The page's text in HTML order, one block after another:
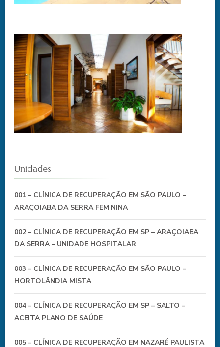
Unidades
001 – CLÍNICA DE RECUPERAÇÃO EM SÃO PAULO –
ARAÇOIABA DA SERRA FEMININA
002 – CLÍNICA DE RECUPERAÇÃO EM SP – ARAÇOIABA
DA SERRA – UNIDADE HOSPITALAR
003 – CLÍNICA DE RECUPERAÇÃO EM SÃO PAULO –
HORTOLÂNDIA MISTA
004 – CLÍNICA DE RECUPERAÇÃO EM SP – SALTO –
ACEITA PLANO DE SAÚDE
005 – CLÍNICA DE RECUPERAÇÃO EM NAZARÉ PAULISTA